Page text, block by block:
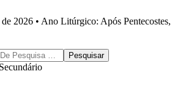
2026 • Ano Litúrgico: Após Pentecostes,